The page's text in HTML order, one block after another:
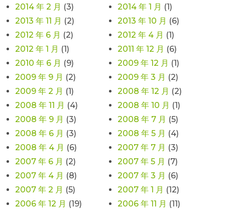
2014 年 2 月 (3) 2014 年 1 月 (1)
2013 年 11 月 (2) 2013 年 10 月 (6)
2012 年 6 月 (2) 2012 年 4 月 (1)
2012 年 1 月 (1) 2011 年 12 月 (6)
2010 年 6 月 (9) 2009 年 12 月 (1)
2009 年 9 月 (2) 2009 年 3 月 (2)
2009 年 2 月 (1) 2008 年 12 月 (2)
2008 年 11 月 (4) 2008 年 10 月 (1)
2008 年 9 月 (3) 2008 年 7 月 (5)
2008 年 6 月 (3) 2008 年 5 月 (4)
2008 年 4 月 (6) 2007 年 7 月 (3)
2007 年 6 月 (2) 2007 年 5 月 (7)
2007 年 4 月 (8) 2007 年 3 月 (6)
2007 年 2 月 (5) 2007 年 1 月 (12)
2006 年 12 月 (19) 2006 年 11 月 (11)